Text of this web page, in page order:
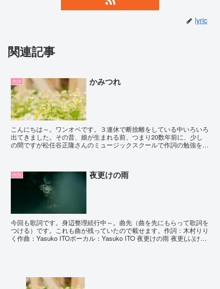
lyric
関連記事
作詞 かみつれ
こんにちは～。ワンオペです。３連休で断捨離をしている中いろいろ
出てきました。その昔、娘が生まれる前、つまり20数年前に、少し
の間ですが松任谷正隆さんのミュージックスクールで作詞の勉強をし
作詞 夜更けの雨
今回も歌詞です。身辺整理続行中～。曲先（曲を先にもらって歌詞を
つける）です。これも曲が残っていたので載せます。作詞：木村りり
く作曲：Yasuko ITOボーカル：Yasuko ITO 夜更けの雨 夜更(ふ)けの